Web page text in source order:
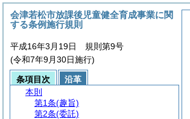
会津若松市放課後児童健全育成事業に関
する条例施行規則
平成16年3月19日 規則第9号
(令和7年9月30日施行)
条項目次
沿革
本則
第1条(趣旨)
第2条(委託)